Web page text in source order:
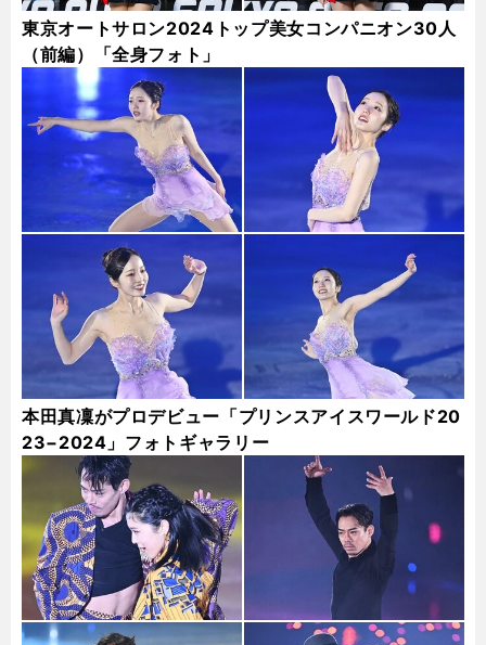
東京オートサロン2024トップ美女コンパニオン30人
（前編）「全身フォト」
本田真凜がプロデビュー「プリンスアイスワールド20
23−2024」フォトギャラリー